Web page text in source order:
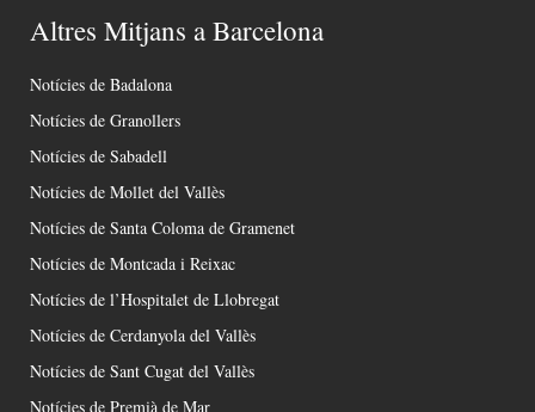
Altres Mitjans a Barcelona
Notícies de Badalona
Notícies de Granollers
Notícies de Sabadell
Notícies de Mollet del Vallès
Notícies de Santa Coloma de Gramenet
Notícies de Montcada i Reixac
Notícies de l’Hospitalet de Llobregat
Notícies de Cerdanyola del Vallès
Notícies de Sant Cugat del Vallès
Notícies de Premià de Mar